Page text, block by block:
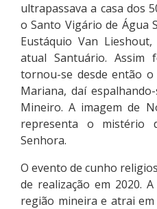
ultrapassava a casa dos
o Santo Vigário de Água
Eustáquio Van
atual Santuário. Assim
tornou-se desde então
Mariana, daí
Mineiro. A imagem de
representa o mistério
Senhora.
O evento de cunho
de realização em 2020.
região mineira e atrai